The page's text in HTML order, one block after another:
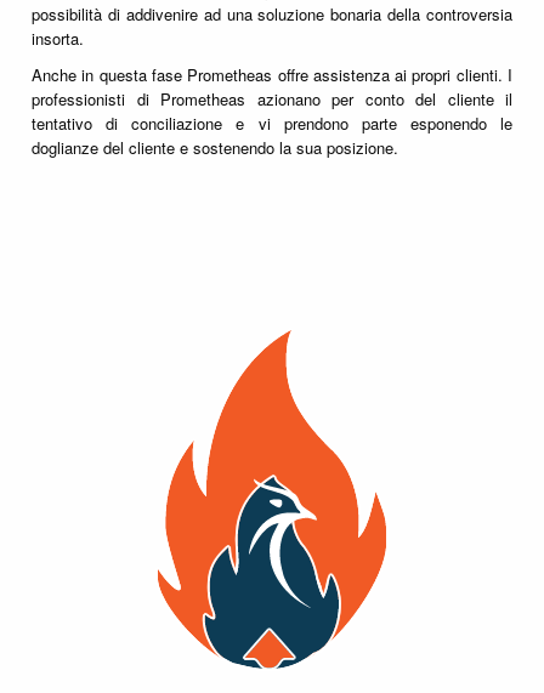
possibilità di addivenire ad una soluzione bonaria della controversia
insorta.
Anche in questa fase Prometheas offre assistenza ai propri clienti. I
professionisti di Prometheas azionano per conto del cliente il
tentativo di conciliazione e vi prendono parte esponendo le
doglianze del cliente e sostenendo la sua posizione.